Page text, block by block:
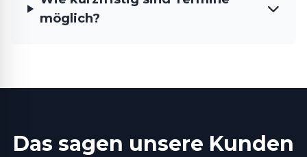
möglich?
Das sagen unsere Kunden